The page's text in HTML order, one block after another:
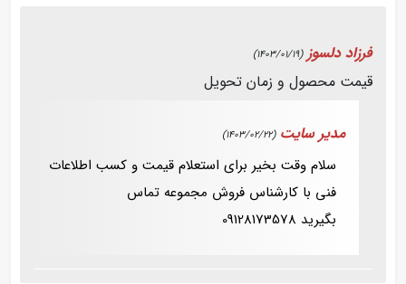
فرزاد دلسوز (1403/01/19)
قیمت محصول و زمان تحویل
مدیر سایت (1403/02/22)
سلام وقت بخیر برای استعلام قیمت و کسب اطلاعات
فنی با کارشناس فروش مجموعه تماس
بگیرید 09128173578